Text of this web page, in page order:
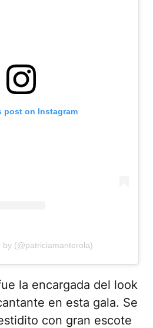
post on Instagram
by (@patriciamanterola)
la encargada del look
en esta gala. Se
con gran escote